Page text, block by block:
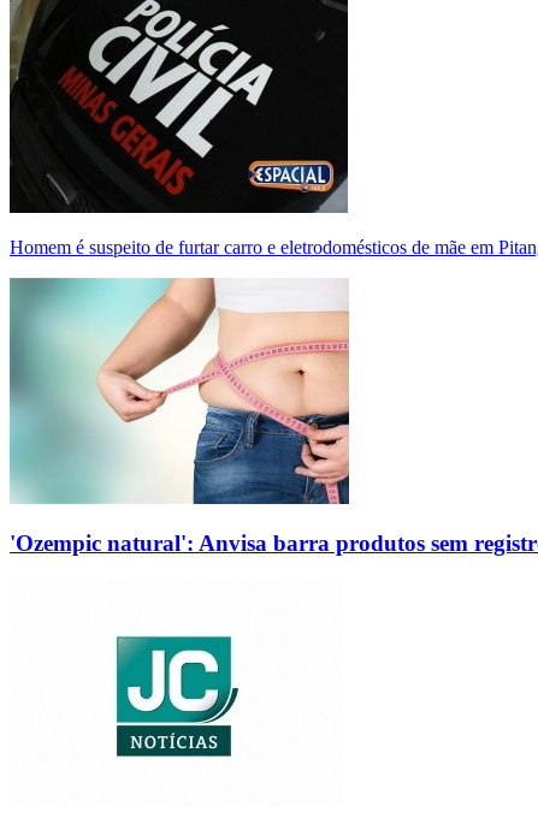
Homem é suspeito de furtar carro e eletrodomésticos de mãe em
'Ozempic natural': Anvisa barra produtos sem